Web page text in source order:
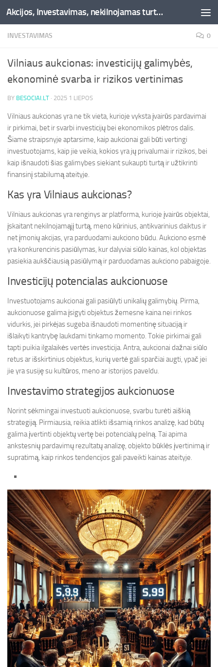
Skip to content Akcijos, Investavimas, nekilnojamas turtas, kriptovaliutos - Besociai.lt
INVESTAVIMAS 0
Vilniaus aukcionas: investicijų galimybės,
ekonominė svarba ir rizikos vertinimas
BY BESOCIAI.LT · 2025 1 LIEPOS
Vilniaus aukcionas yra ne tik vieta, kurioje vyksta įvairūs pardavimai
ir pirkimai, bet ir svarbi investicijų bei ekonomikos plėtros dalis.
Šiame straipsnyje aptarsime, kaip aukcionai gali būti vertingi
investuotojams, kaip jie veikia, kokios yra jų privalumai ir rizikos, bei
kaip išnaudoti šias galimybes siekiant sukaupti turtą ir užtikrinti
finansinį stabilumą ateityje.
Kas yra Vilniaus aukcionas?
Vilniaus aukcionas yra renginys ar platforma, kurioje įvairūs objektai,
įskaitant nekilnojamąjį turtą, meno kūrinius, antikvarinius daiktus ir
net įmonių akcijas, yra parduodami aukciono būdu. Aukciono esmė
yra konkurencinis pasiūlymas, kur dalyviai siūlo kainas, kol objektas
pasiekia aukščiausią pasiūlymą ir parduodamas aukciono pabaigoje.
Investicijų potencialas aukcionuose
Investuotojams aukcionai gali pasiūlyti unikalių galimybių. Pirma,
aukcionuose galima įsigyti objektus žemesne kaina nei rinkos
vidurkis, jei pirkėjas sugeba išnaudoti momentinę situaciją ir
išlaikyti kantrybę laukdami tinkamo momento. Tokie pirkimai gali
tapti puikia ilgalaikės vertės investicija. Antra, aukcionai dažnai siūlo
retus ar išskirtinius objektus, kurių vertė gali sparčiai augti, ypač jei
jie yra susiję su kultūros, meno ar istorijos paveldu.
Investavimo strategijos aukcionuose
Norint sėkmingai investuoti aukcionuose, svarbu turėti aiškią
strategiją. Pirmiausia, reikia atlikti išsamią rinkos analizę, kad būtų
galima įvertinti objektų vertę bei potencialų pelną. Tai apima
ankstesnių pardavimų rezultatų analizę, objekto būklės įvertinimą ir
supratimą, kaip rinkos tendencijos gali paveikti kainas ateityje.